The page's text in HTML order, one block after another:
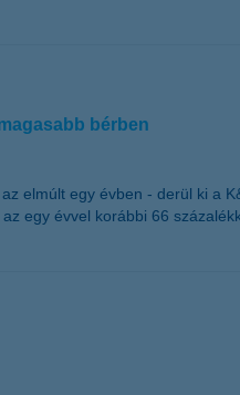
bérben
elmúlt egy évben - derül ki a
egy évvel korábbi 66